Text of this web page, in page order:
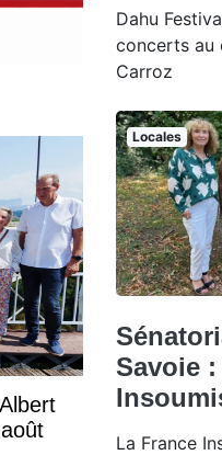
Dahu
concerts au
Carroz
Locales
Savoie
La France